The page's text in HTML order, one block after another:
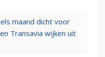
maand dicht voor
Transavia wijken uit